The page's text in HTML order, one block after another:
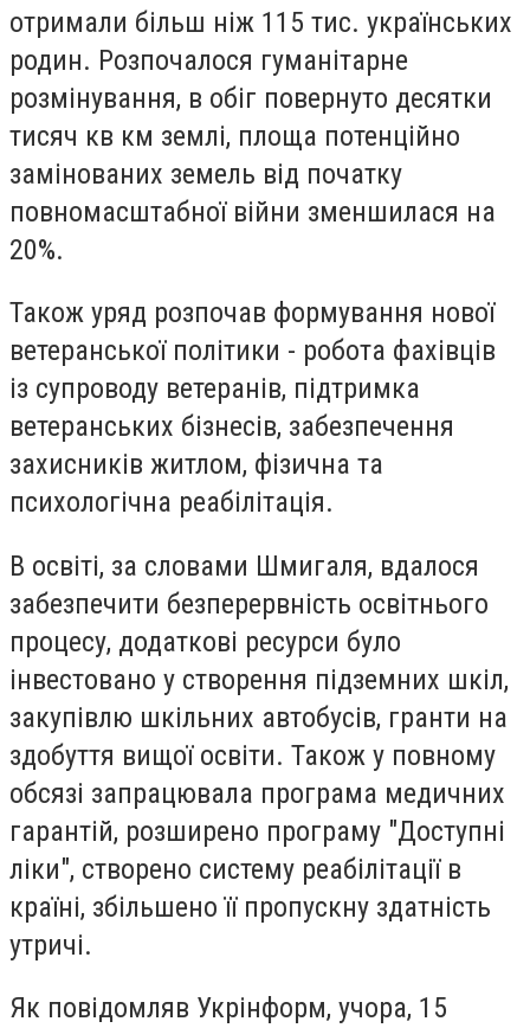
отримали більш ніж 115 тис. українських
родин. Розпочалося гуманітарне
розмінування, в обіг повернуто десятки
тисяч кв км землі, площа потенційно
замінованих земель від початку
повномасштабної війни зменшилася на
20%.
Також уряд розпочав формування нової
ветеранської політики - робота фахівців
із супроводу ветеранів, підтримка
ветеранських бізнесів, забезпечення
захисників житлом, фізична та
психологічна реабілітація.
В освіті, за словами Шмигаля, вдалося
забезпечити безперервність освітнього
процесу, додаткові ресурси було
інвестовано у створення підземних шкіл,
закупівлю шкільних автобусів, гранти на
здобуття вищої освіти. Також у повному
обсязі запрацювала програма медичних
гарантій, розширено програму "Доступні
ліки", створено систему реабілітації в
країні, збільшено її пропускну здатність
утричі.
Як повідомляв Укрінформ, учора, 15